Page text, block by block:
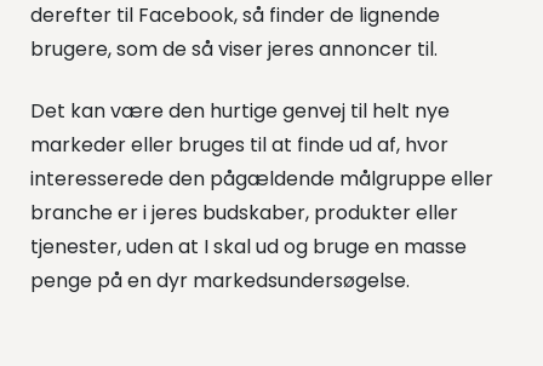
derefter til Facebook, så finder de lignende
brugere, som de så viser jeres annoncer til.
Det kan være den hurtige genvej til helt nye
markeder eller bruges til at finde ud af, hvor
interesserede den pågældende målgruppe eller
branche er i jeres budskaber, produkter eller
tjenester, uden at I skal ud og bruge en masse
penge på en dyr markedsundersøgelse.